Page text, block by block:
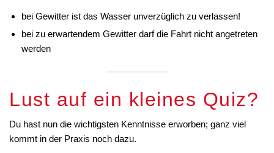
bei Gewitter ist das Wasser unverzüglich zu verlassen!
bei zu erwartendem Gewitter darf die Fahrt nicht angetreten
werden
Lust auf ein kleines Quiz?
Du hast nun die wichtigsten Kenntnisse erworben; ganz viel
kommt in der Praxis noch dazu.